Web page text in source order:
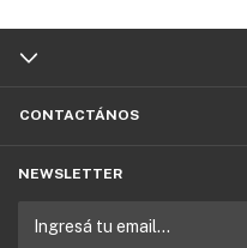
CONTACTÁNOS
NEWSLETTER